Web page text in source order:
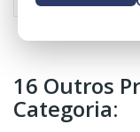
16 Outros
Categoria: